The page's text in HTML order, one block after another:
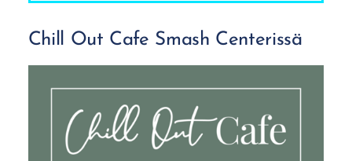
Chill Out Cafe Smash Centerissä